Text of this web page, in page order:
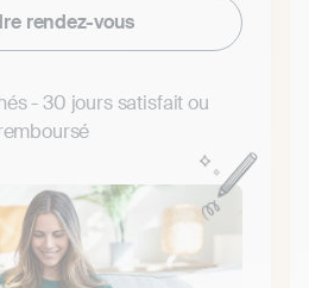
rendez-vous
- 30 jours satisfait ou